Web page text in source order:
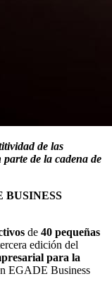
de las
de la cadena de
BUSINESS
de 40 pequeñas
edición del
para la
EGADE Business